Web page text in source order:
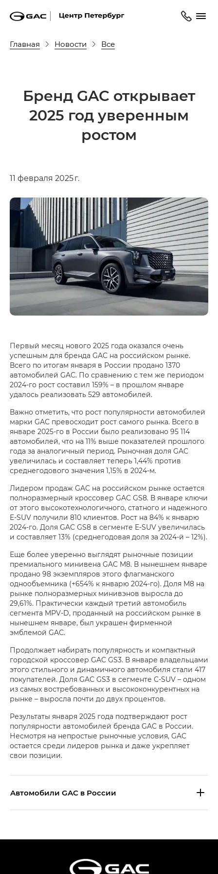
Главная Новости Все
Бренд GAC открывает
2025 год уверенным
ростом
11 февраля 2025 г.
Первый месяц нового 2025 года оказался очень
успешным для бренда GAC на российском рынке.
Всего по итогам января в России продано 1370
автомобилей GAC. По сравнению с тем же периодом
2024‑го рост составил 159% – в прошлом январе
удалось реализовать 529 автомобилей.
Важно отметить, что рост популярности автомобилей
марки GAC превосходит рост самого рынка. Всего в
январе 2025‑го в России было реализовано 95 114
автомобилей, что на 11% выше показателей прошлого
года за аналогичный период. Рыночная доля GAC
увеличилась и составляет теперь 1,44% против
среднегодового значения 1,15% в 2024‑м.
Лидером продаж GAC на российском рынке остается
полноразмерный кроссовер GAC GS8. В январе ключи
от этого высокотехнологичного, статного и надежного
E‑SUV получили 810 клиентов. Рост на 84% к январю
2024‑го. Доля GAC GS8 в сегменте E‑SUV увеличилась
и составляет 13% (среднегодовая доля за 2024‑й – 12%).
Еще более уверенно выглядят рыночные позиции
премиального минивена GAC M8. В нынешнем январе
продано 98 экземпляров этого флагманского
однообъемника (+654% к январю 2024‑го). Доля M8 на
рынке полноразмерных минивэнов выросла до
29,61%. Практически каждый третий автомобиль
сегмента MPV‑D, проданный на российском рынке в
нынешнем январе, был украшен фирменной
эмблемой GAC.
Продолжает набирать популярность и компактный
городской кроссовер GAC GS3. В январе владельцами
этого стильного и динамичного автомобиля стали 417
покупателей. Доля GAC GS3 в сегменте C‑SUV – одном
из самых востребованных и высококонкурентных на
рынке – выросла почти до двух процентов.
Результаты января 2025 года подтверждают рост
популярности автомобилей бренда GAC в России.
Несмотря на непростые рыночные условия, GAC
остается среди лидеров рынка и даже укрепляет
свои позиции.
Aвтомобили GAC в России
Эс Икс ПРЕМИУМ — SX PREMIUM
S7 — Эс 7 (S7) в комплектациях
Эс Икс ПРЕМИУМ — SX PREMIUM, Эс Тэ — ST